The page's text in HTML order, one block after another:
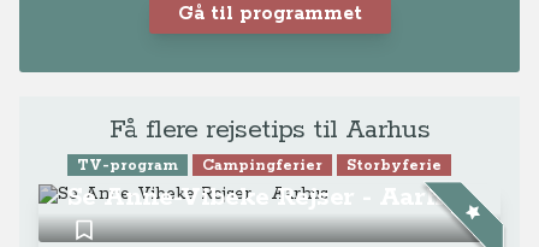
Gå til programmet
Få flere rejsetips til Aarhus
TV-program Campingferier Storbyferie
Se Anne-Vibeke Rejser - Aarhus